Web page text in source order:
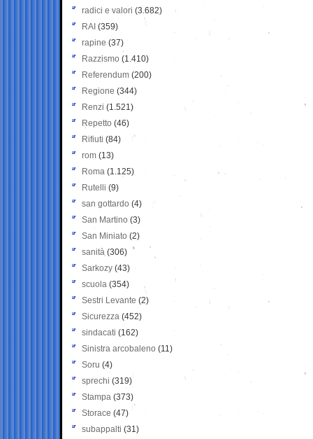
radici e valori (3.682)
RAI (359)
rapine (37)
Razzismo (1.410)
Referendum (200)
Regione (344)
Renzi (1.521)
Repetto (46)
Rifiuti (84)
rom (13)
Roma (1.125)
Rutelli (9)
san gottardo (4)
San Martino (3)
San Miniato (2)
sanità (306)
Sarkozy (43)
scuola (354)
Sestri Levante (2)
Sicurezza (452)
sindacati (162)
Sinistra arcobaleno (11)
Soru (4)
sprechi (319)
Stampa (373)
Storace (47)
subappalti (31)